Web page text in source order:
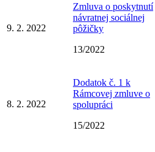
9. 2. 2022
Zmluva o poskytnutí
návratnej sociálnej
pôžičky
13/2022
8. 2. 2022
Dodatok č. 1 k
Rámcovej zmluve o
spolupráci
15/2022